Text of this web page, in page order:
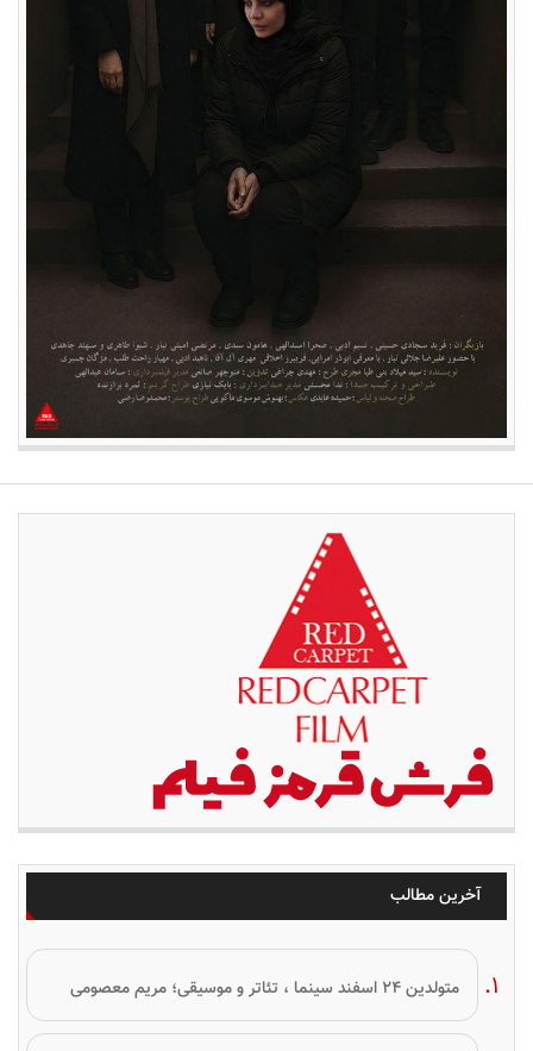
آخرین مطالب
متولدین ۲۴ اسفند سینما ، تئاتر و موسیقی؛ مریم معصومی